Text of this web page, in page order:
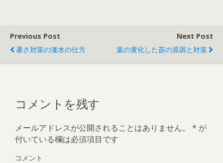
Previous Post
暑さ対策の潅水の仕方
Next Post
葉の黄化した苗の原因と対策
コメントを残す
メールアドレスが公開されることはありません。 * が
付いている欄は必須項目です
コメント